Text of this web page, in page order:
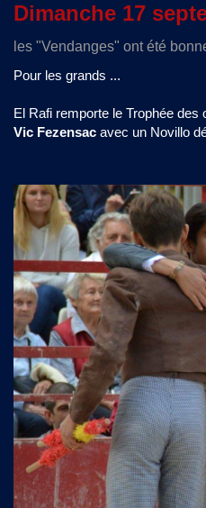
Dimanche 17
les "Vendanges" ont été
Pour les grands ...
El Rafi remporte le Trophée
Vic Fezensac avec un Novillo